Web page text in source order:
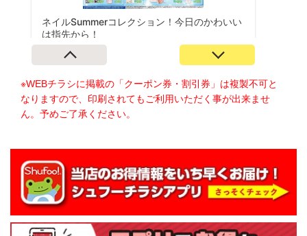
※WEBチラシに掲載の「クーポン券・割引券」は複製不可と
なりますので、印刷されてもご利用いただく事が出来ませ
ん。予めご了承ください。